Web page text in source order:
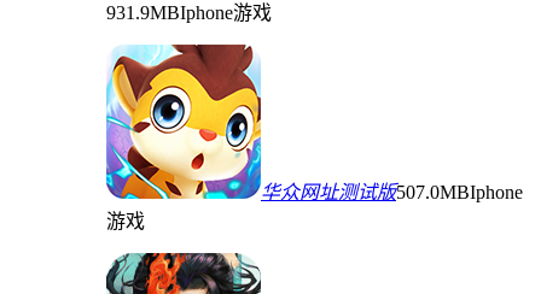
931.9MBIphone游戏
华众网址测试版507.0MBIphone
游戏